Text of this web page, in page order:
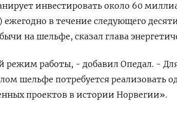
инвестировать около 60
в течение следующего
на шельфе, сказал глава
режим работы, - добавил Опедал. -
шельфе потребуется реализовать
проектов в истории Норвегии».